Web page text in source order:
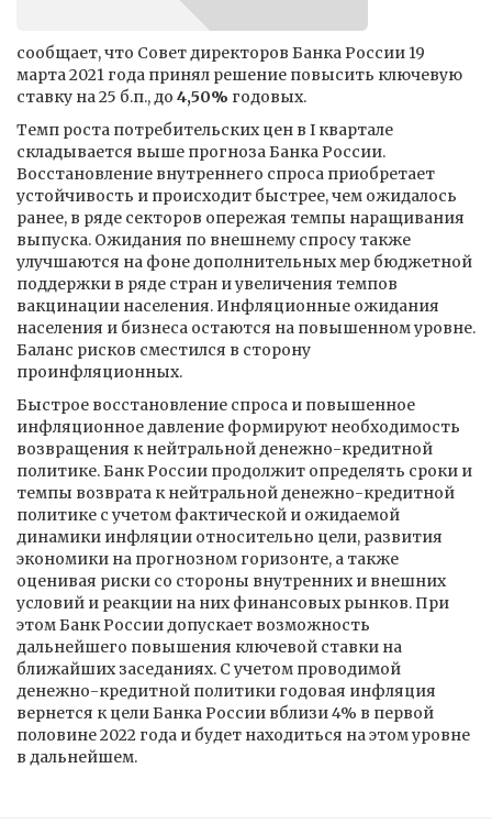
сообщает, что Совет директоров Банка России 19
марта 2021 года принял решение повысить ключевую
ставку на 25 б.п., до 4,50% годовых.
Темп роста потребительских цен в I квартале
складывается выше прогноза Банка России.
Восстановление внутреннего спроса приобретает
устойчивость и происходит быстрее, чем ожидалось
ранее, в ряде секторов опережая темпы наращивания
выпуска. Ожидания по внешнему спросу также
улучшаются на фоне дополнительных мер бюджетной
поддержки в ряде стран и увеличения темпов
вакцинации населения. Инфляционные ожидания
населения и бизнеса остаются на повышенном уровне.
Баланс рисков сместился в сторону
проинфляционных.
Быстрое восстановление спроса и повышенное
инфляционное давление формируют необходимость
возвращения к нейтральной денежно-кредитной
политике. Банк России продолжит определять сроки и
темпы возврата к нейтральной денежно-кредитной
политике с учетом фактической и ожидаемой
динамики инфляции относительно цели, развития
экономики на прогнозном горизонте, а также
оценивая риски со стороны внутренних и внешних
условий и реакции на них финансовых рынков. При
этом Банк России допускает возможность
дальнейшего повышения ключевой ставки на
ближайших заседаниях. С учетом проводимой
денежно-кредитной политики годовая инфляция
вернется к цели Банка России вблизи 4% в первой
половине 2022 года и будет находиться на этом уровне
в дальнейшем.